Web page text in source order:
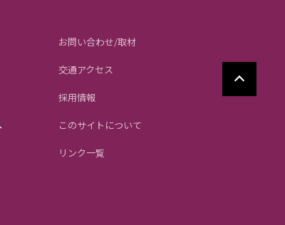
お問い合わせ/取材
交通アクセス
採用情報
このサイトについて
リンク一覧